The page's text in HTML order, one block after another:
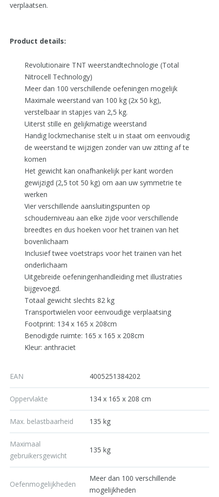
verplaatsen.
Product details:
Revolutionaire TNT weerstandtechnologie (Total
Nitrocell Technology)
Meer dan 100 verschillende oefeningen mogelijk
Maximale weerstand van 100 kg (2x 50 kg),
verstelbaar in stapjes van 2,5 kg.
Uiterst stille en gelijkmatige weerstand
Handig lockmechanise stelt u in staat om eenvoudig
de weerstand te wijzigen zonder van uw zitting af te
komen
Het gewicht kan onafhankelijk per kant worden
gewijzigd (2,5 tot 50 kg) om aan uw symmetrie te
werken
Vier verschillende aansluitingspunten op
schouderniveau aan elke zijde voor verschillende
breedtes en dus hoeken voor het trainen van het
bovenlichaam
Inclusief twee voetstraps voor het trainen van het
onderlichaam
Uitgebreide oefeningenhandleiding met illustraties
bijgevoegd.
Totaal gewicht slechts 82 kg
Transportwielen voor eenvoudige verplaatsing
Footprint: 134 x 165 x 208cm
Benodigde ruimte: 165 x 165 x 208cm
Kleur: anthraciet
EAN 4005251384202
Oppervlakte 134 x 165 x 208 cm
Max. belastbaarheid 135 kg
Maximaal
gebruikersgewicht
135 kg
Oefenmogelijkheden
Meer dan 100 verschillende
mogelijkheden